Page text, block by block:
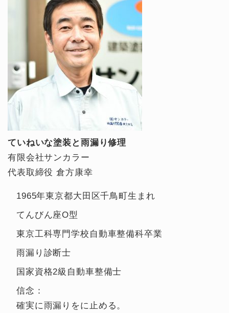
ていねいな塗装と雨漏り修理
有限会社サンカラー
代表取締役 倉方康幸
1965年東京都大田区千鳥町生まれ
てんびん座O型
東京工科専門学校自動車整備科卒業
雨漏り診断士
国家資格2級自動車整備士
信念：
確実に雨漏りをに止める。